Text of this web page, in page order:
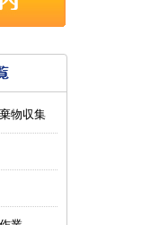
物収集